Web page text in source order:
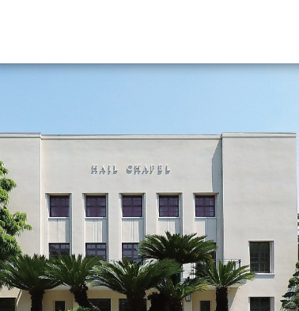
大学・短大の資料種類から請求
大学パンフ
学部・学科パンフ
総合型選抜・学校推薦型選抜 募集要項
大学入学共通テスト利用選抜の募集要項
大学・短大以外の資料から請